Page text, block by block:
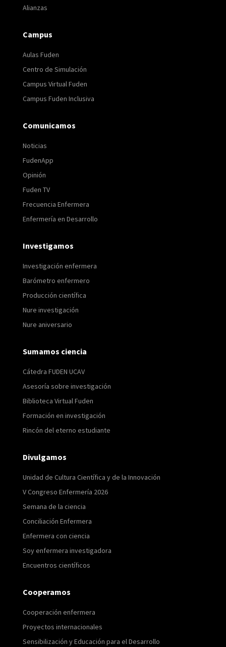
Alianzas
Campus
Aulas Fuden
Centro de Simulación
Campus Virtual Fuden
Campus Fuden Inclusiva
Comunicamos
Noticias
FudenApp
Opinión
Fuden TV
Frecuencia Enfermera
Enfermería en Desarrollo
Investigamos
Investigación enfermera
Barómetro enfermero
Producción científica
Nure investigación
Nure aniversario
Sumamos ciencia
Cátedra FUDEN UCAV
Asesoría sobre investigación
Biblioteca Virtual Fuden
Formación en investigación
Rincón del eterno estudiante
Divulgamos
Unidad de Cultura Científica y de la Innovación
V Congreso Enfermería 2026
Semana de la ciencia
Conciliación Enfermera
Enfermera con ciencia
Soy enfermera investigadora
Encuentros científicos
Cooperamos
Cooperación enfermera
Proyectos internacionales
Sensibilización y Educación para el Desarrollo